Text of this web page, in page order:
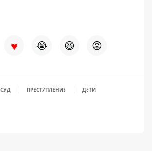
♥ 😭 😆 😡
СУД ПРЕСТУПЛЕНИЕ ДЕТИ